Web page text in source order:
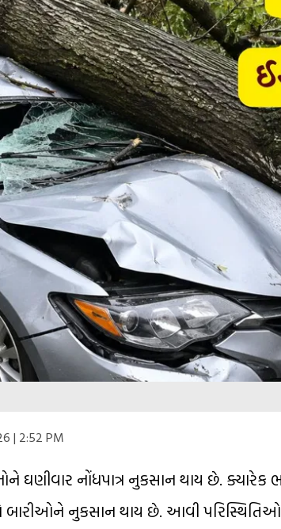
| 2:52 PM
ઘણીવાર નોંધપાત્ર નુકસાન થાય છે.
બારીઓને નુકસાન થાય છે. આવી